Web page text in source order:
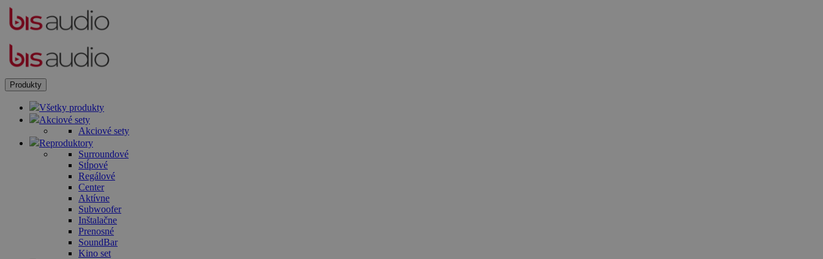
Produkty
Všetky produkty
Akciové sety
Akciové sety
Reproduktory
Surroundové
Stĺpové
Regálové
Center
Aktívne
Subwoofer
Inštalačne
Prenosné
SoundBar
Kino set